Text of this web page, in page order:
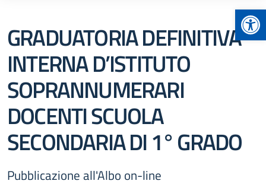
GRADUATORIA DEFINITIVA
INTERNA D’ISTITUTO
SOPRANNUMERARI
DOCENTI SCUOLA
SECONDARIA DI 1° GRADO
Pubblicazione all'Albo on-line